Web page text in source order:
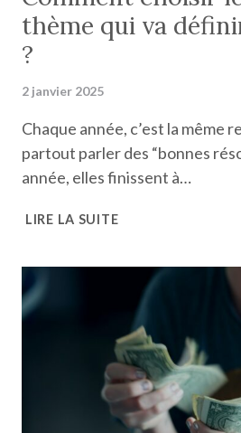
thème qui va
?
2 janvier 2025
Chaque année, c’est la même
partout parler des “bonnes
année, elles finissent à…
LIRE LA SUITECOMMENT
MOT
THÈME
QUI
VA
DÉFINIR
TON
ANNÉE